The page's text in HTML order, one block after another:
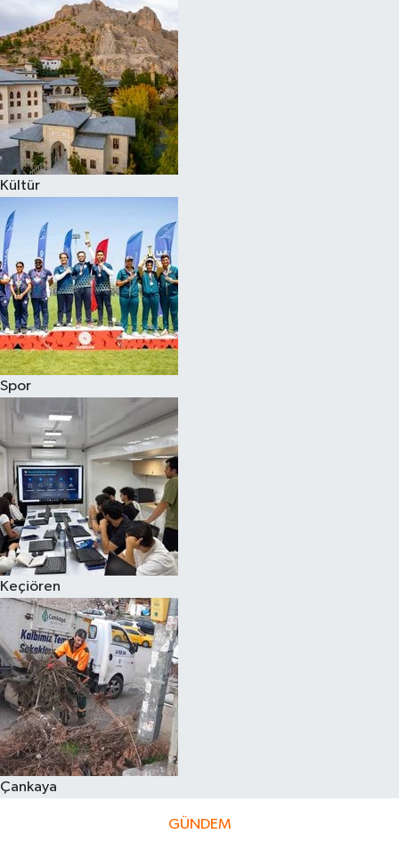
Kültür
Spor
Keçiören
Çankaya
GÜNDEM